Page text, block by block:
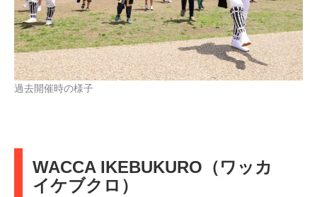
過去開催時の様子
WACCA IKEBUKURO（ワッカ
イケブクロ）